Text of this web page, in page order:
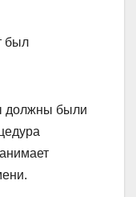
был
должны были